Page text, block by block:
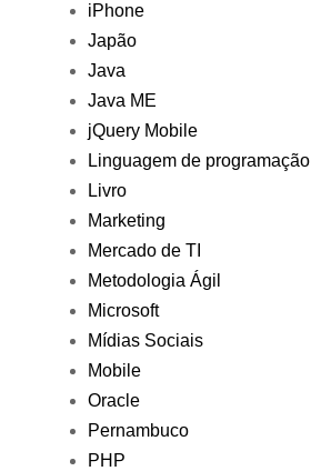
iPhone
Japão
Java
Java ME
jQuery Mobile
Linguagem de programação
Livro
Marketing
Mercado de TI
Metodologia Ágil
Microsoft
Mídias Sociais
Mobile
Oracle
Pernambuco
PHP